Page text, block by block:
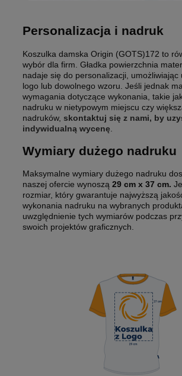
Personalizacja i nadruk
Koszulka damska Origin (GOTS)172 to
wybór dla firm. Gładka powierzchnia
nadaje się do personalizacji, umożliwiając
logo lub dowolnego wzoru. Jeśli jednak
wymagania dotyczące wykonania, takie
nadruku w nietypowym miejscu czy
nadruków, skontaktuj się z nami, by
indywidualną wycenę
Wymiary dużego nadruku
Maksymalne wymiary dużego nadruku
naszej ofercie wynoszą 29 cm x 37 cm.
rozmiar, który gwarantuje najwyższą
wykonania nadruku na wybranych
uwzględnienie tych wymiarów podczas
swoich projektów graficznych.